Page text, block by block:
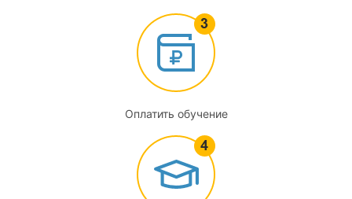
Оплатить обучение